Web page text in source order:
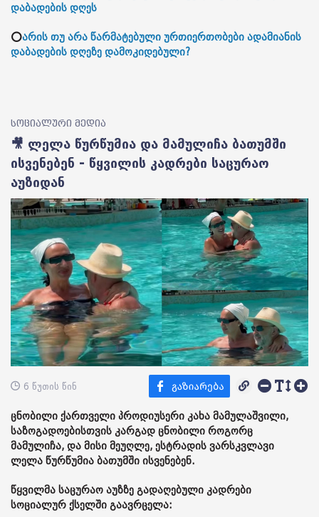
დაბადების დღეს
⭕არის თუ არა წარმატებული ურთიერთობები ადამიანის
დაბადების დღეზე დამოკიდებული?
სოციალური მედია
🎥 ლელა წურწუმია და მამულიჩა ბათუმში
ისვენებენ - წყვილის კადრები საცურაო
აუზიდან
6 წუთის წინ
ცნობილი ქართველი პროდიუსერი კახა მამულაშვილი,
საზოგადოებისთვის კარგად ცნობილი როგორც
მამულიჩა, და მისი მეუღლე, ესტრადის ვარსკვლავი
ლელა წურწუმია ბათუმში ისვენებენ.
წყვილმა საცურაო აუზზე გადაღებული კადრები
სოციალურ ქსელში გაავრცელა: